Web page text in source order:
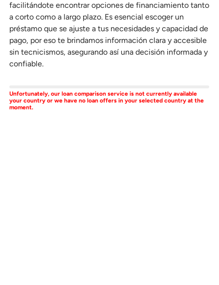
facilitándote encontrar opciones de financiamiento tanto
a corto como a largo plazo. Es esencial escoger un
préstamo que se ajuste a tus necesidades y capacidad de
pago, por eso te brindamos información clara y accesible
sin tecnicismos, asegurando así una decisión informada y
confiable.
Unfortunately, our loan comparison service is not currently available
your country or we have no loan offers in your selected country at the
moment.